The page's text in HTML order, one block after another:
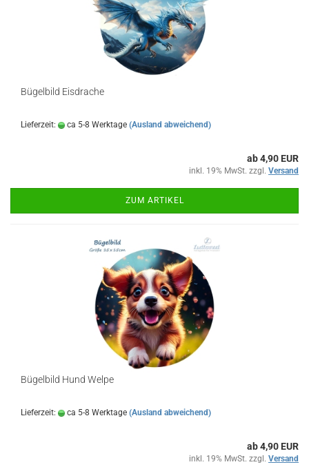
Bügelbild Eisdrache
Lieferzeit: ca 5-8 Werktage (Ausland abweichend)
ab 4,90 EUR
inkl. 19% MwSt. zzgl. Versand
ZUM ARTIKEL
Bügelbild Hund Welpe
Lieferzeit: ca 5-8 Werktage (Ausland abweichend)
ab 4,90 EUR
inkl. 19% MwSt. zzgl. Versand